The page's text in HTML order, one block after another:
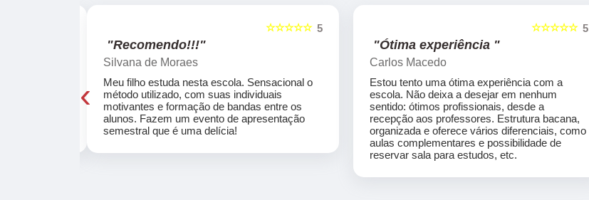
5
☆☆☆☆☆
"Recomendo!!!"
Silvana de Moraes
Meu filho estuda nesta escola. Sensacional o
método utilizado, com suas individuais
motivantes e formação de bandas entre os
alunos. Fazem um evento de apresentação
semestral que é uma delícia!
5
☆☆☆☆☆
"Ótima experiência "
Carlos Macedo
Estou tento uma ótima experiência com a
escola. Não deixa a desejar em nenhum
sentido: ótimos profissionais, desde a
recepção aos professores. Estrutura bacana,
organizada e oferece vários diferenciais, como
aulas complementares e possibilidade de
reservar sala para estudos, etc.
‹